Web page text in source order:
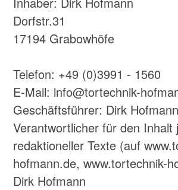
Dorfstr.31
17194 Grabowhöfe
Telefon: +49 (0)3991 - 1560
E-Mail: info@tortechnik-
Geschäftsführer: Dirk Hofmann
Verantwortlicher für den Inhalt
redaktioneller Texte (auf
hofmann.de, www.tortechnik-
Dirk Hofmann